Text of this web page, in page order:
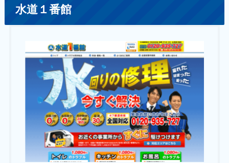
水道１番館